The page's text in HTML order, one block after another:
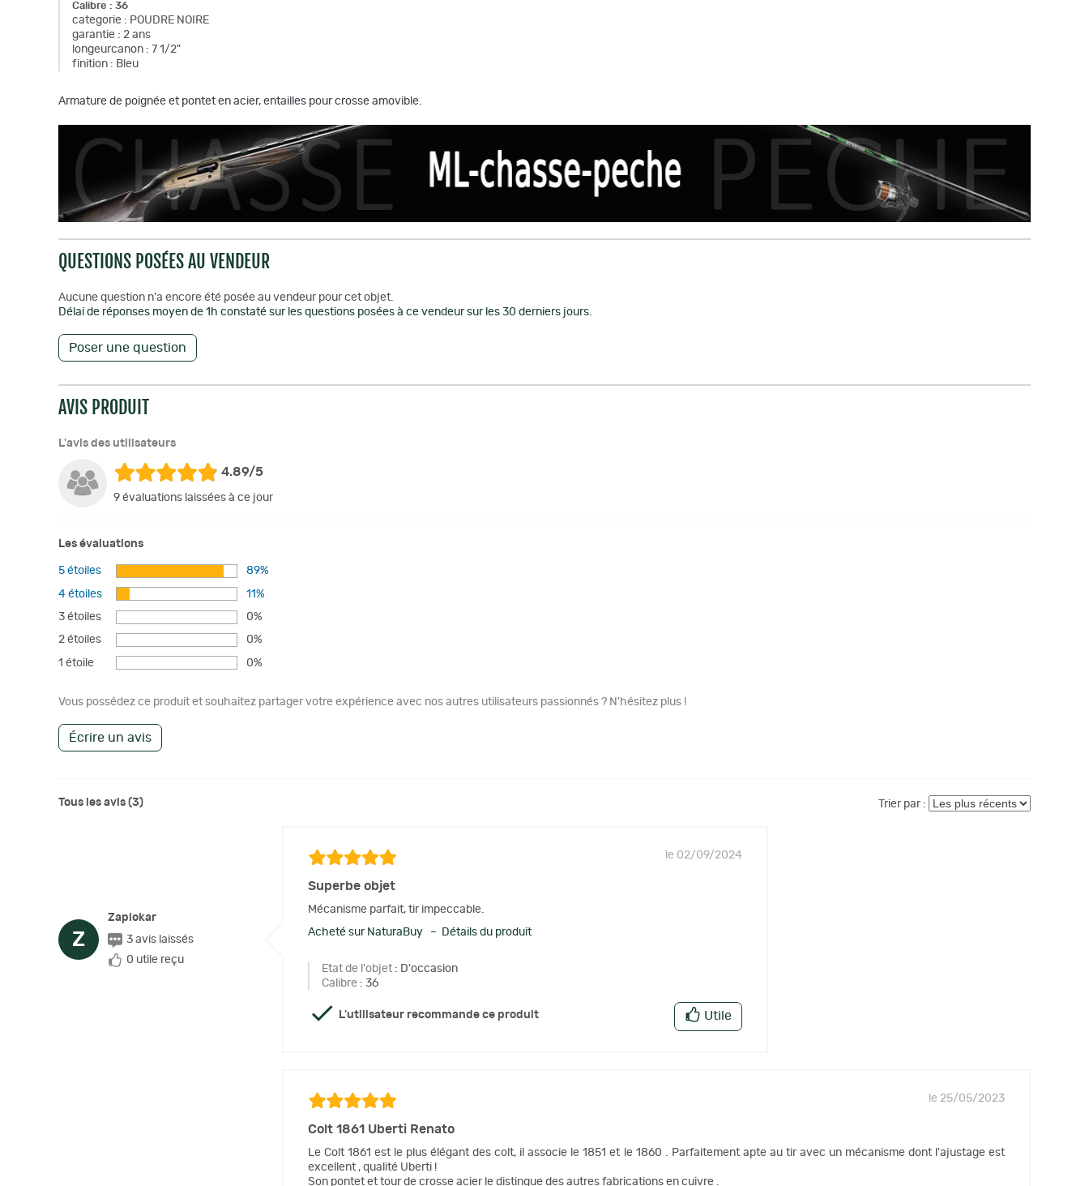
Calibre : 36
categorie : POUDRE NOIRE
garantie : 2 ans
longeurcanon : 7 1/2"
finition : Bleu
Armature de poignée et pontet en acier, entailles pour crosse amovible.
QUESTIONS POSÉES AU VENDEUR
Aucune question n'a encore été posée au vendeur pour cet objet.
Délai de réponses moyen de 1h constaté sur les questions posées à ce vendeur sur les 30 derniers jours.
Poser une question
AVIS PRODUIT
L'avis des utilisateurs
4.89/5
9 évaluations laissées à ce jour
Les évaluations
5 étoiles 89%
4 étoiles 11%
3 étoiles 0%
2 étoiles 0%
1 étoile 0%
Vous possédez ce produit et souhaitez partager votre expérience avec nos autres utilisateurs passionnés ? N'hésitez plus !
Écrire un avis
Trier par :
Tous les avis (3)
Z
Zaplokar
3 avis laissés
0 utile reçu
le 02/09/2024
Superbe objet
Mécanisme parfait, tir impeccable.
Acheté sur NaturaBuy – Détails du produit
Etat de l'objet : D'occasion
Calibre : 36
L'utilisateur recommande ce produit Utile
le 25/05/2023
Colt 1861 Uberti Renato
Le Colt 1861 est le plus élégant des colt, il associe le 1851 et le 1860 . Parfaitement apte au tir avec un mécanisme dont l'ajustage est
excellent , qualité Uberti !
Son pontet et tour de crosse acier le distingue des autres fabrications en cuivre .